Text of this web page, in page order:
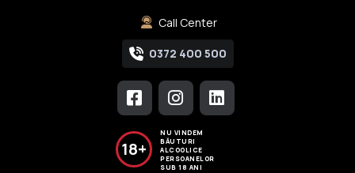
Call Center
0372 400 500
18+
NU VINDEM
BĂUTURI
ALCOOLICE
PERSOANELOR
SUB 18 ANI